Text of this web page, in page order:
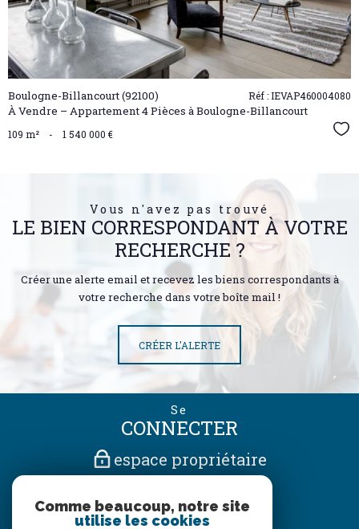
Boulogne-Billancourt (92100)
À Vendre – Appartement 4 Pièces à Boulogne-Billancourt
Réf : IEVAP460004080
109 m² - 1 540 000 €
Vous n'avez pas trouvé
LE BIEN CORRESPONDANT À VOTRE
RECHERCHE ?
Créer une alerte email et recevez les biens correspondants à
votre recherche dans votre boîte mail !
CRÉER L'ALERTE
Se
CONNECTER
espace propriétaire
SUIVRE
Comme beaucoup, notre site
utilise les cookies